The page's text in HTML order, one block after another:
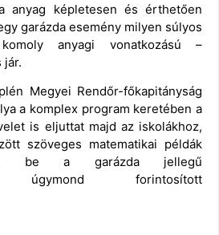
anyag képletesen és érthetően
garázda esemény milyen súlyos
anyagi vonatkozású –
jár.
Megyei Rendőr-főkapitányság
a komplex program keretében a
is eljuttat majd az iskolákhoz,
szöveges matematikai példák
be a garázda jellegű
úgymond forintosított